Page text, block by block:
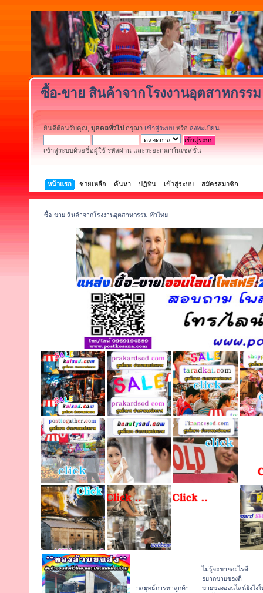
ซื้อ-ขาย สินค้าจากโรงงานอุตสาหกรร
ยินดีต้อนรับคุณ, บุคคลทั่วไป กรุณา เข้าสู่ระบบ หรือ ลงทะเบียน
เข้าสู่ระบบด้วยชื่อผู้ใช้ รหัสผ่าน และระยะเวลาในเซสชั่น
หน้าแรก ช่วยเหลือ ค้นหา ปฏิทิน เข้าสู่ระบบ สมัครสมาชิก
ซื้อ-ขาย สินค้าจากโรงงานอุตสาหกรรม ทั่วไทย
กลยุทธ์การหาลูกค้า
ไม่รู้จะขายอะไรดี
อยากขายของดี
ขายของออนไลน์ยังไง